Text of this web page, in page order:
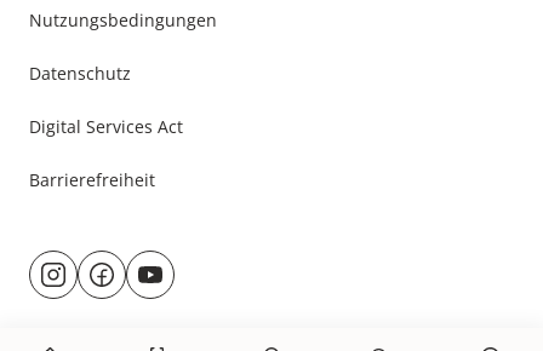
Nutzungsbedingungen
Datenschutz
Digital Services Act
Barrierefreiheit
Besuche
uns@rund.ums.baby
facebook.com/rundumsbaby.de
youtube.com/@rundumsbaby_